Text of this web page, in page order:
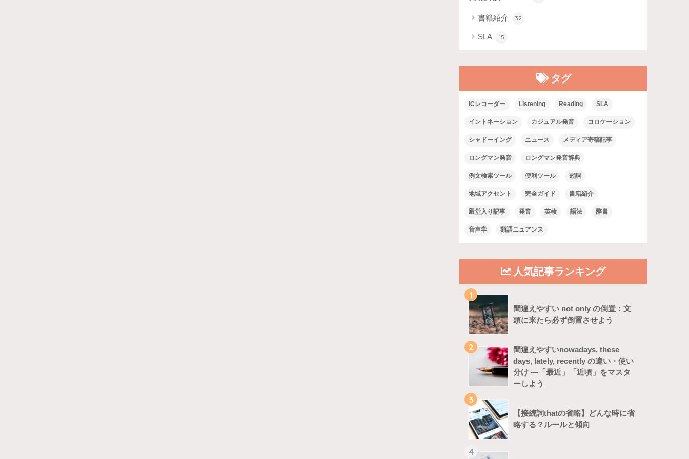
書籍紹介 32
SLA 15
タグ
ICレコーダー Listening Reading SLA
イントネーション カジュアル発音 コロケーション
シャドーイング ニュース メディア寄稿記事
ロングマン発音 ロングマン発音辞典
例文検索ツール 便利ツール 冠詞
地域アクセント 完全ガイド 書籍紹介
殿堂入り記事 発音 英検 語法 辞書
音声学 類語ニュアンス
人気記事ランキング
1
間違えやすい not only の倒置：文
頭に来たら必ず倒置させよう
2
間違えやすいnowadays, these
days, lately, recently の違い・使い
分け ―「最近」「近頃」をマスタ
ーしよう
3
【接続詞thatの省略】どんな時に省
略する？ルールと傾向
4